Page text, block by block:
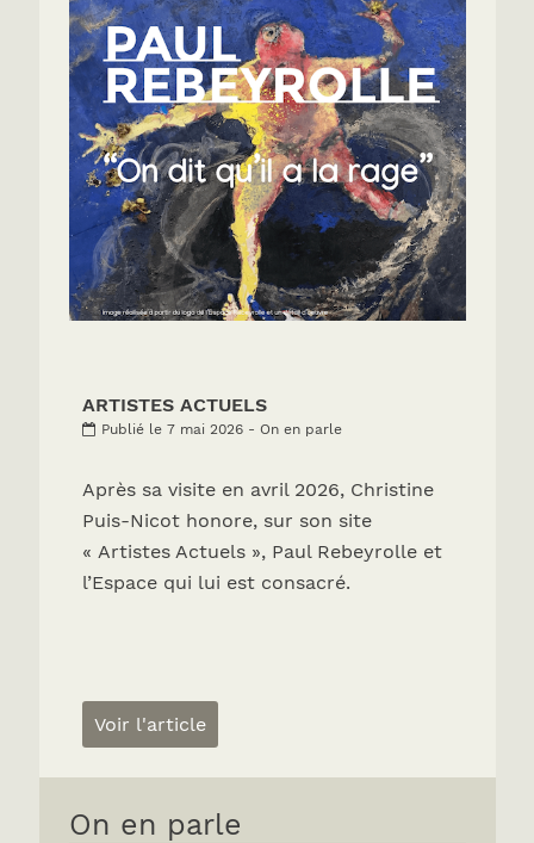
ARTISTES ACTUELS
Publié le 7 mai 2026 - On en parle
Après sa visite en avril 2026, Christine
Puis-Nicot honore, sur son site
« Artistes Actuels », Paul Rebeyrolle et
l’Espace qui lui est consacré.
Voir l'article
On en parle